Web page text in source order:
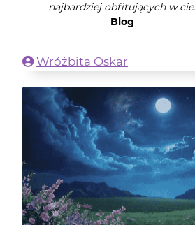
najbardziej obfitujących w
Blog
Wróżbita Oskar